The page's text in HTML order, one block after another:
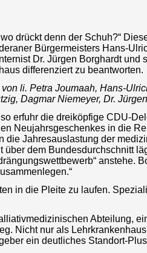
wo drückt denn der Schuh?“
Bürgermeisters Hans-
Dr. Jürgen Borghardt
differenziert zu beantworten.
li. Petra Joumaah, Hans-
Dagmar Niemeyer, Dr.
erfuhr die dreiköpfige CDU-
Neujahrsgeschenkes in die
die Jahresauslastung der
über dem Bundesdurchschnitt
anstehe.
in die Pleite zu laufen.
Abteilung,
Nicht nur als
ein deutliches Standort-